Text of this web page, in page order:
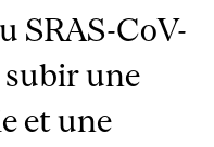
SRAS-CoV-
une
et une